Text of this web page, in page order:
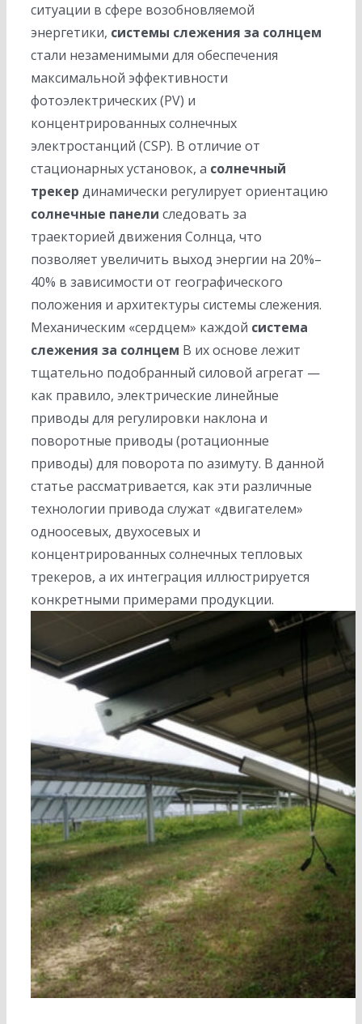
ситуации в сфере возобновляемой
энергетики, системы слежения за солнцем
стали незаменимыми для обеспечения
максимальной эффективности
фотоэлектрических (PV) и
концентрированных солнечных
электростанций (CSP). В отличие от
стационарных установок, а солнечный
трекер динамически регулирует ориентацию
солнечные панели следовать за
траекторией движения Солнца, что
позволяет увеличить выход энергии на 20%–
40% в зависимости от географического
положения и архитектуры системы слежения.
Механическим «сердцем» каждой система
слежения за солнцем В их основе лежит
тщательно подобранный силовой агрегат —
как правило, электрические линейные
приводы для регулировки наклона и
поворотные приводы (ротационные
приводы) для поворота по азимуту. В данной
статье рассматривается, как эти различные
технологии привода служат «двигателем»
одноосевых, двухосевых и
концентрированных солнечных тепловых
трекеров, а их интеграция иллюстрируется
конкретными примерами продукции.